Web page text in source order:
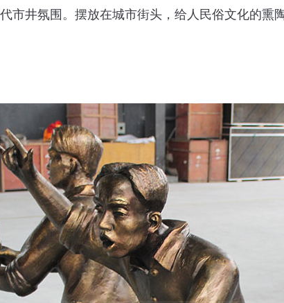
市井氛围。摆放在城市街头，给人民俗文化的熏